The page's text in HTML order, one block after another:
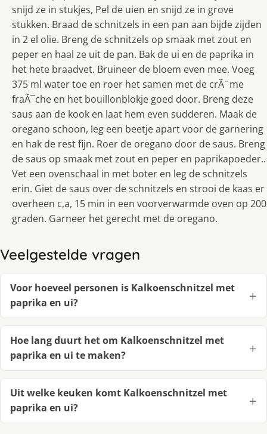
snijd ze in stukjes, Pel de uien en snijd ze in grove
stukken. Braad de schnitzels in een pan aan bijde zijden
in 2 el olie. Breng de schnitzels op smaak met zout en
peper en haal ze uit de pan. Bak de ui en de paprika in
het hete braadvet. Bruineer de bloem even mee. Voeg
375 ml water toe en roer het samen met de crÃ¨me
fraÃ¯che en het bouillonblokje goed door. Breng deze
saus aan de kook en laat hem even sudderen. Maak de
oregano schoon, leg een beetje apart voor de garnering
en hak de rest fijn. Roer de oregano door de saus. Breng
de saus op smaak met zout en peper en paprikapoeder..
Vet een ovenschaal in met boter en leg de schnitzels
erin. Giet de saus over de schnitzels en strooi de kaas er
overheen c,a, 15 min in een voorverwarmde oven op 200
graden. Garneer het gerecht met de oregano.
Veelgestelde vragen
Voor hoeveel personen is Kalkoenschnitzel met
paprika en ui?
Hoe lang duurt het om Kalkoenschnitzel met
paprika en ui te maken?
Uit welke keuken komt Kalkoenschnitzel met
paprika en ui?